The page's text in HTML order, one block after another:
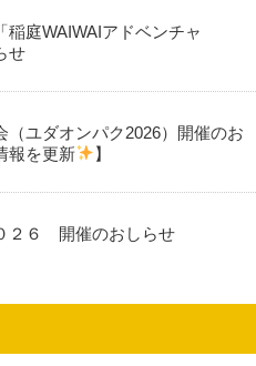
稲庭WAIWAIアドベンチャ
せ
（ユダオンパク2026）開催のお
報を更新
】
２６ 開催のおしらせ